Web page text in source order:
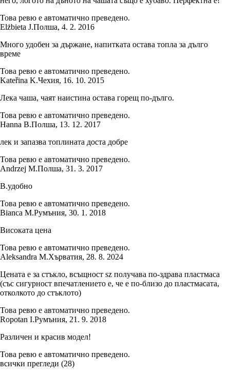
Това ревю е автоматично преведено.
Elżbieta J.Полша, 4. 2. 2016
Много удобен за държане, напитката остава топла за дълго
време
Това ревю е автоматично преведено.
Kateřina K.Чехия, 16. 10. 2015
Лека чаша, чаят наистина остава горещ по-дълго.
Това ревю е автоматично преведено.
Hanna B.Полша, 13. 12. 2017
лек и запазва топлината доста добре
Това ревю е автоматично преведено.
Andrzej M.Полша, 31. 3. 2017
B.удобно
Това ревю е автоматично преведено.
Bianca M.Румъния, 30. 1. 2018
Високата цена
Това ревю е автоматично преведено.
Aleksandra M.Хърватия, 28. 8. 2024
Цената е за стъкло, всъщност sz получава по-здрава пластмаса
(със сигурност впечатлението е, че е по-близо до пластмасата,
отколкото до стъклото)
Това ревю е автоматично преведено.
Ropotan I.Румъния, 21. 9. 2018
Различен и красив модел!
Това ревю е автоматично преведено.
всички прегледи (28)